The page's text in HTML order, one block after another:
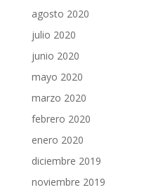
agosto 2020
julio 2020
junio 2020
mayo 2020
marzo 2020
febrero 2020
enero 2020
diciembre 2019
noviembre 2019